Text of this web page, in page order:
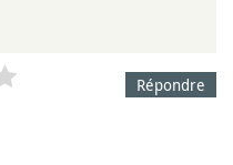
Répondre